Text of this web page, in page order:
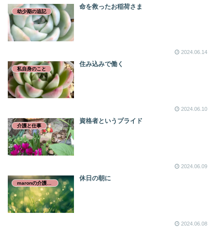
幼少期の追記
命を救ったお稲荷さま
2024.06.14
私自身のこと
住み込みで働く
2024.06.10
介護と仕事
資格者というプライド
2024.06.09
休日の朝に
2024.06.08